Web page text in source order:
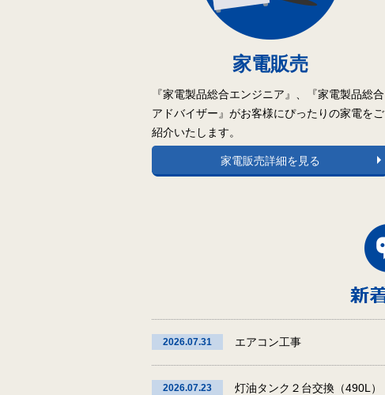
家電販売
『家電製品総合エンジニア』、『家電製品総合
アドバイザー』がお客様にぴったりの家電をご
紹介いたします。
家電販売詳細を見る
2026.07.31 エアコン工事
2026.07.23 灯油タンク２台交換（490L）